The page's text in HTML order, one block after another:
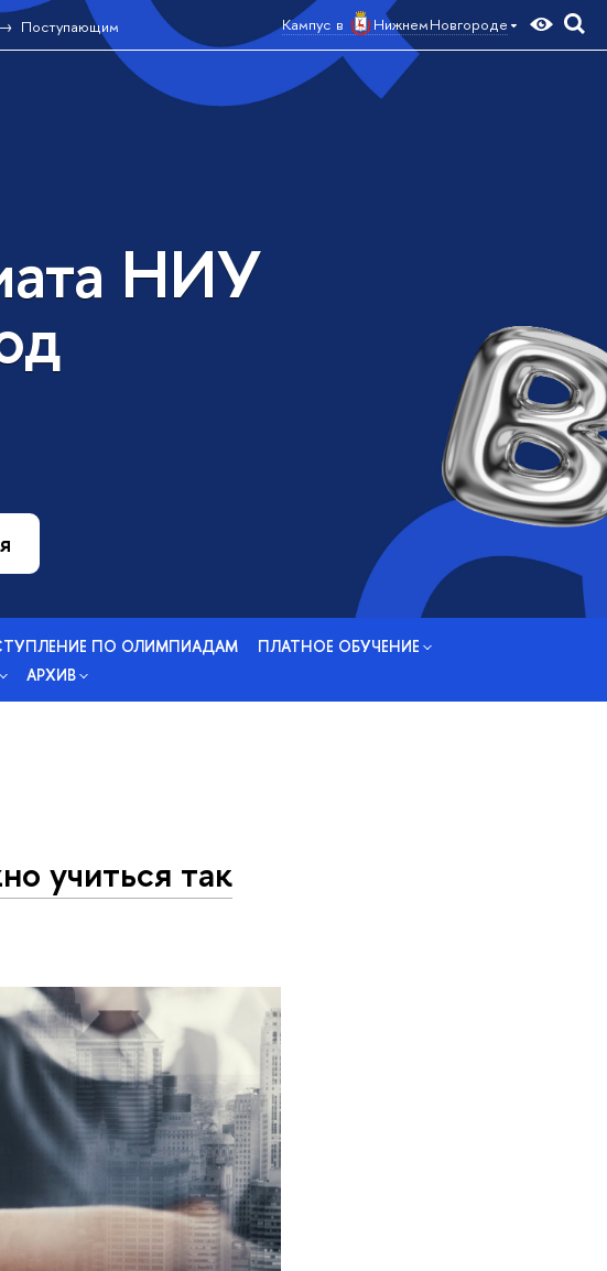
Кампус в Нижнем Новгороде
Поступающим
НИУ
ПО ОЛИМПИАДАМ
ПЛАТНОЕ ОБУЧЕНИЕ
АРХИВ
учиться так